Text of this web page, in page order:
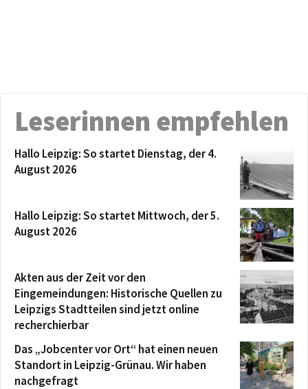
Leserinnen empfehlen
Hallo Leipzig: So startet Dienstag, der 4.
August 2026
Hallo Leipzig: So startet Mittwoch, der 5.
August 2026
Akten aus der Zeit vor den
Eingemeindungen: Historische Quellen zu
Leipzigs Stadtteilen sind jetzt online
recherchierbar
Das „Jobcenter vor Ort“ hat einen neuen
Standort in Leipzig-Grünau. Wir haben
nachgefragt